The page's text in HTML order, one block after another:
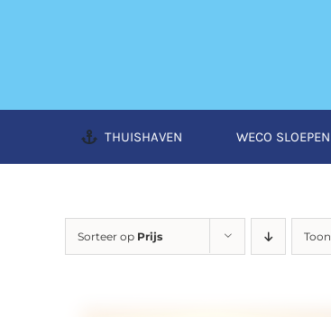
THUISHAVEN WECO SLOEPEN
Sorteer op Prijs Toon